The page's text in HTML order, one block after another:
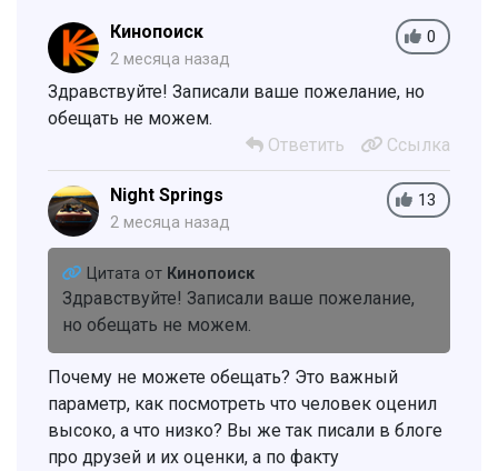
0
Кинопоиск
2 месяца назад
Здравствуйте! Записали ваше пожелание, но
обещать не можем.
Ответить
Ссылка
13
Night Springs
2 месяца назад
Цитата от Кинопоиск
Здравствуйте! Записали ваше пожелание,
но обещать не можем.
Почему не можете обещать? Это важный
параметр, как посмотреть что человек оценил
высоко, а что низко? Вы же так писали в блоге
про друзей и их оценки, а по факту